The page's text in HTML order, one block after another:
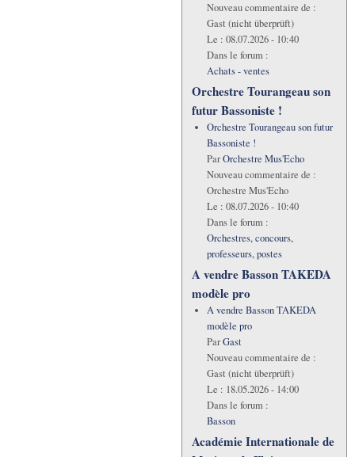
Nouveau commentaire de :
Gast (nicht überprüft)
Le : 08.07.2026 - 10:40
Dans le forum :
Achats - ventes
Orchestre Tourangeau son
futur Bassoniste !
Orchestre Tourangeau son futur
Bassoniste !
ParOrchestre Mus'Echo
Nouveau commentaire de :
Orchestre Mus'Echo
Le : 08.07.2026 - 10:40
Dans le forum :
Orchestres, concours,
professeurs, postes
A vendre Basson TAKEDA
modèle pro
A vendre Basson TAKEDA
modèle pro
ParGast
Nouveau commentaire de :
Gast (nicht überprüft)
Le : 18.05.2026 - 14:00
Dans le forum :
Basson
Académie Internationale de